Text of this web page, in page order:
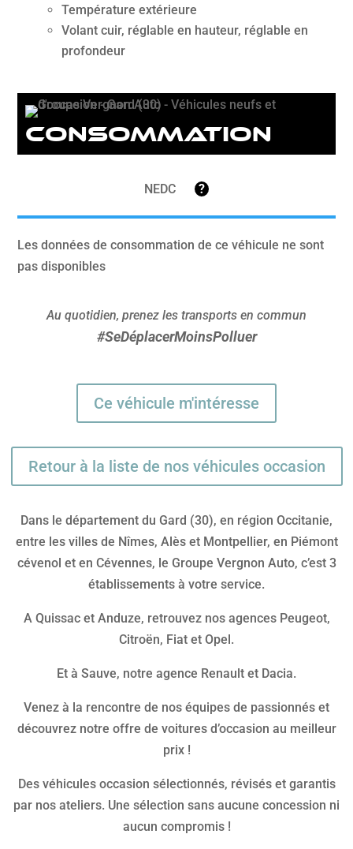
Température extérieure
Volant cuir, réglable en hauteur, réglable en
profondeur
Consommation
NEDC ?
Les données de consommation de ce véhicule ne sont
pas disponibles
Au quotidien, prenez les transports en commun
#SeDéplacerMoinsPolluer
Ce véhicule m'intéresse
Retour à la liste de nos véhicules occasion
Dans le département du Gard (30), en région Occitanie,
entre les villes de Nîmes, Alès et Montpellier, en Piémont
cévenol et en Cévennes, le Groupe Vergnon Auto, c’est 3
établissements à votre service.
A Quissac et Anduze, retrouvez nos agences Peugeot,
Citroën, Fiat et Opel.
Et à Sauve, notre agence Renault et Dacia.
Venez à la rencontre de nos équipes de passionnés et
découvrez notre offre de voitures d’occasion au meilleur
prix !
Des véhicules occasion sélectionnés, révisés et garantis
par nos ateliers. Une sélection sans aucune concession ni
aucun compromis !